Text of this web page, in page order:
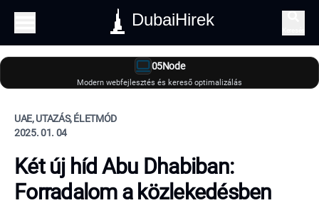
DubaiHirek
05Node
Modern webfejlesztés és kereső optimalizálás
UAE, UTAZÁS, ÉLETMÓD
2025. 01. 04
Két új híd Abu Dhabiban:
Forradalom a közlekedésben